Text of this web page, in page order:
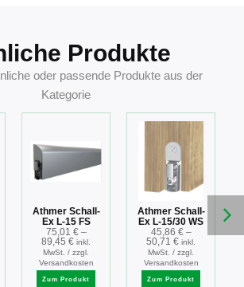
Produkte
oder passende Produkte aus der
Kategorie
Athmer Schall-
Ex L-15 FS
75,01 €–
89,45 € inkl.
MwSt. / zzgl.
Versandkosten
Zum Produkt
Athmer Schall-
Ex L-15/30 WS
45,86 €–
50,71 € inkl.
MwSt. / zzgl.
Versandkosten
Zum Produkt